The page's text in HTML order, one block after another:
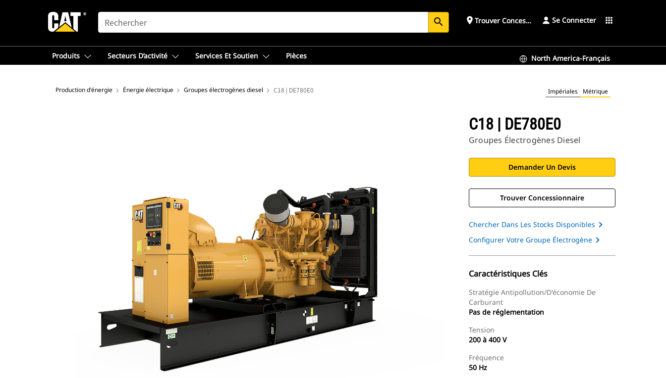
SEARCH search place Trouver ConcessionnaireSe Connecter apps
Produits Secteurs D’activité Services Et Soutien Pièces North America-Français
Production d'énergie Énergie électrique Groupes électrogènes diesel C18 | DE780E0 Impériales Métrique
C18 | DE780E0
Groupes Électrogènes Diesel
Demander Un Devis
Trouver Concessionnaire
Chercher Dans Les Stocks Disponibles
Configurer Votre Groupe Électrogène
Caractéristiques Clés
Stratégie Antipollution/d'économie De
Carburant
Pas de réglementation
Tension
200 à 400 V
Fréquence
50 Hz